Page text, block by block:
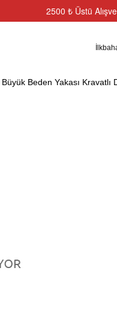
2500 ₺ Üstü
Büyük Beden Yakası Kravatlı